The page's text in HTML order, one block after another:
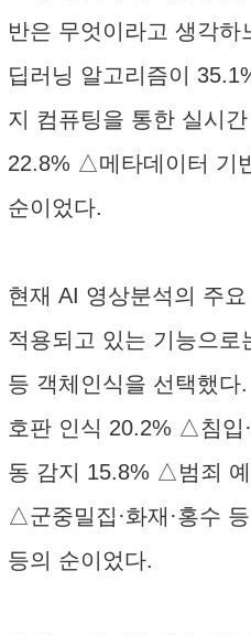
반은 무엇이라고 생각
딥러닝 알고리즘이
지 컴퓨팅을 통한 실시
22.8% △메타데이터 기
순이었다.
현재 AI 영상분석의 주
적용되고 있는 기능으
등 객체인식을 선택했
호판 인식 20.2% △침입
동 감지 15.8% △범죄
△군중밀집·화재·홍수
등의 순이었다.